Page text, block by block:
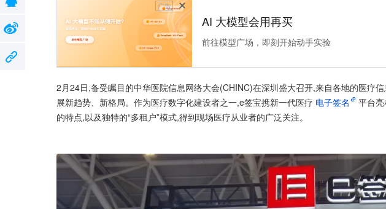
广告
AI 大模型会用再买
前往模型广场，即刻开始动手实验
2月24日,备受瞩目的中华医院信息网络大会(CHINC)在深圳盛大召开,来自各地的医疗
展新趋势、新格局。作为医疗数字化建设者之一,e签宝携新一代医疗 电子签名
平台
的特点,以及独特的“多租户”模式,得到现场医疗从业者的广泛关注。